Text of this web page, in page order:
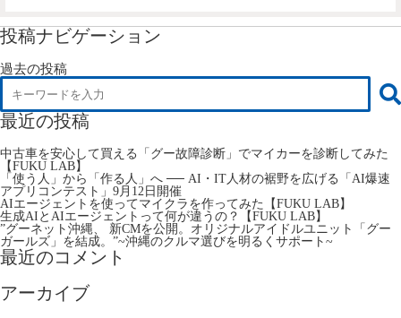
投稿ナビゲーション
過去の投稿
最近の投稿
中古車を安心して買える「グー故障診断」でマイカーを診断してみた
【FUKU LAB】
「使う人」から「作る人」へ ── AI・IT人材の裾野を広げる「AI爆速
アプリコンテスト」9月12日開催
AIエージェントを使ってマイクラを作ってみた【FUKU LAB】
生成AIとAIエージェントって何が違うの？【FUKU LAB】
”グーネット沖縄、 新CMを公開。オリジナルアイドルユニット「グー
ガールズ」を結成。”~沖縄のクルマ選びを明るくサポート~
最近のコメント
アーカイブ